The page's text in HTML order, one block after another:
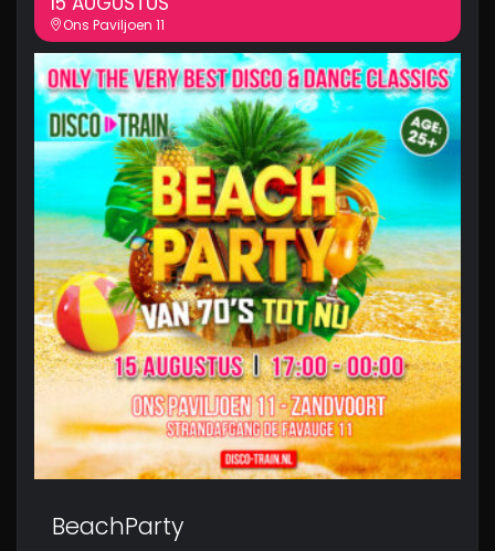
Ons Paviljoen 11
BeachParty